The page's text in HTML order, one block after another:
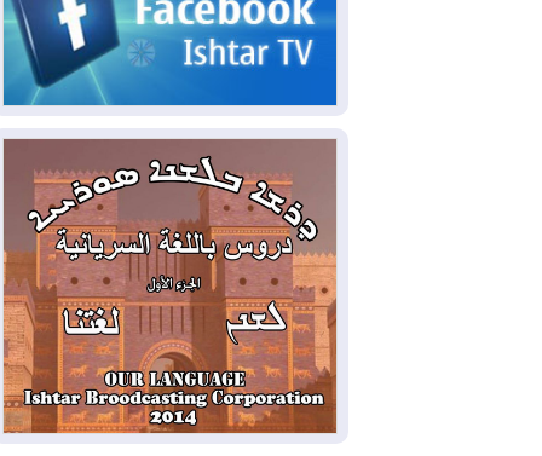
2026-08-06ائتلاف ادارة الدولة: من
يقومون بسلوك يهدد امن البلاد خارجون عن
القانون يجب محاربتهم
2026-08-06بعد هجومين قرب باب المندب..
تحذيرات من تصعيد يهدد الملاحة في البحر
الأحمر
2026-08-06 مئات القاصرين بلا مأوى.. أزمة
سبتة تتصاعد وتضغط على مدريد
2026-08-05
لمدة عام.. بدء توريد 100
مليون قدم مكعب يومياً من غاز كورمور في
إقليم كوردستان إلى وزارة الكهرباء العراقية